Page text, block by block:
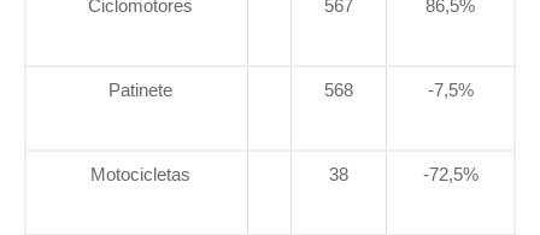
Ciclomotores 567 86,5%
Patinete 568 -7,5%
Motocicletas 38 -72,5%